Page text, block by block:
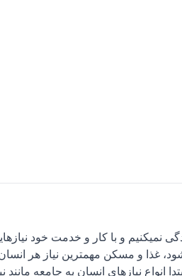
نمی‏کنیم و با کار و خدمت خود
غذا و مسکن مهمترین نیاز هر
نیازهای انسان به جامعه مانند